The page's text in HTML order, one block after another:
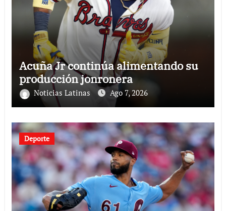
Acuña Jr continúa alimentando su
producción jonronera
Noticias Latinas Ago 7, 2026
Deporte